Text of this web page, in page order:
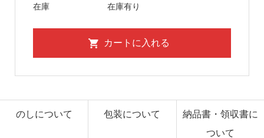
在庫 在庫有り
のしについて 包装について
納品書・領収書に
ついて